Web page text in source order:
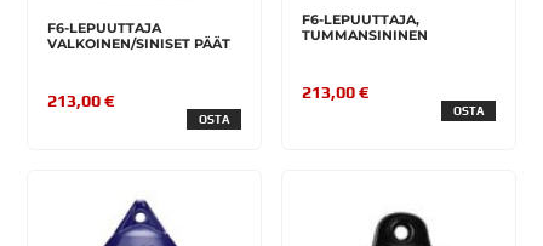
F6-LEPUUTTAJA
VALKOINEN/SINISET PÄÄT
213,00 €
OSTA
F6-LEPUUTTAJA,
TUMMANSININEN
213,00 €
OSTA